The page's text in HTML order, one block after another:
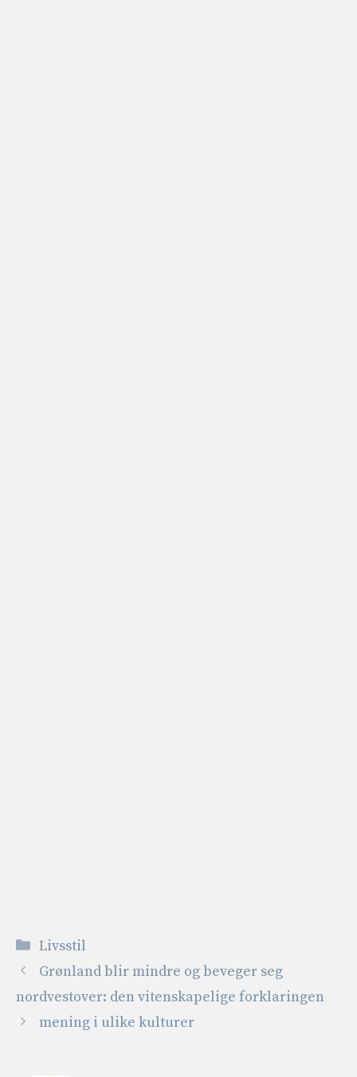
Kategorier
Livsstil
Grønland blir mindre og beveger seg
nordvestover: den vitenskapelige forklaringen
mening i ulike kulturer